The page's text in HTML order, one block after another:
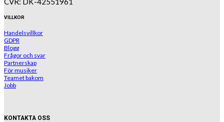
VILLKOR
Handelsvillkor
GDPR
Blogg
Frågor och svar
Partnerskap
För musiker
Teamet bakom
Jobb
KONTAKTA OSS